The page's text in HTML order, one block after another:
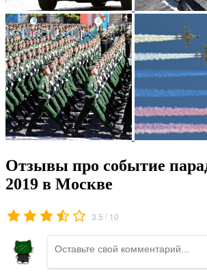
Отзывы про событие
2019 в Москве
3.5 / 10